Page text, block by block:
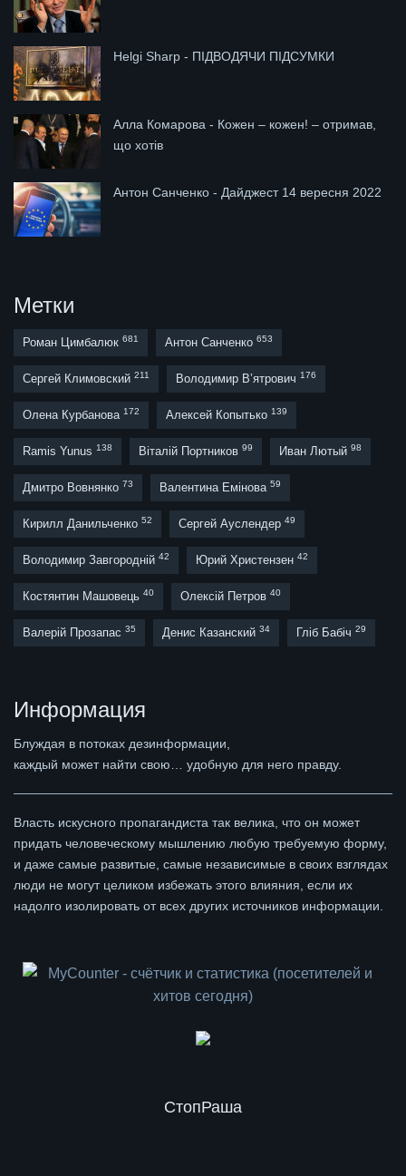
Helgi Sharp - ПІДВОДЯЧИ ПІДСУМКИ
Алла Комарова - Кожен – кожен! – отримав,
що хотів
Антон Санченко - Дайджест 14 вересня 2022
Метки
Роман Цимбалюк 681 Антон Санченко 653
Сергей Климовский 211 Володимир В’ятрович 176
Олена Курбанова 172 Алексей Копытько 139
Ramis Yunus 138 Віталій Портников 99 Иван Лютый 98
Дмитро Вовнянко 73 Валентина Емінова 59
Кирилл Данильченко 52 Сергей Ауслендер 49
Володимир Завгородній 42 Юрий Христензен 42
Костянтин Машовець 40 Олексій Петров 40
Валерій Прозапас 35 Денис Казанский 34 Гліб Бабіч 29
Информация
Блуждая в потоках дезинформации,
каждый может найти свою… удобную для него правду.
Власть искусного пропагандиста так велика, что он может
придать человеческому мышлению любую требуемую форму,
и даже самые развитые, самые независимые в своих взглядах
люди не могут целиком избежать этого влияния, если их
надолго изолировать от всех других источников информации.
СтопРаша